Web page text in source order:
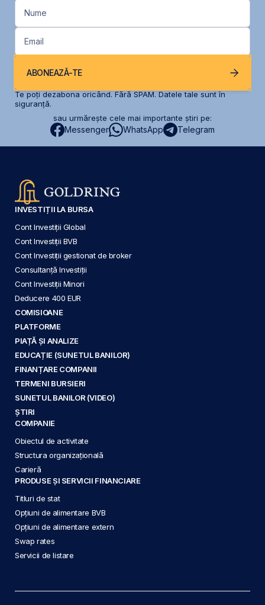
Nume
Email
ABONEAZĂ-TE
Te poți dezabona oricând. Fără SPAM. Datele tale sunt în
siguranță.
sau urmărește cele mai importante știri pe:
Messenger WhatsApp Telegram
INVESTIȚII LA BURSA
Cont Investiții Global
Cont Investiții BVB
Cont Investiții gestionat de broker
Consultanță Investiții
Cont Investiții Minori
Deducere 400 EUR
COMISIOANE
PLATFORME
PIAȚĂ ȘI ANALIZE
EDUCAȚIE (SUNETUL BANILOR)
FINANȚARE COMPANII
TERMENI BURSIERI
SUNETUL BANILOR (VIDEO)
ȘTIRI
COMPANIE
Obiectul de activitate
Structura organizațională
Carieră
PRODUSE ȘI SERVICII FINANCIARE
Titluri de stat
Opțiuni de alimentare BVB
Opțiuni de alimentare extern
Swap rates
Servicii de listare